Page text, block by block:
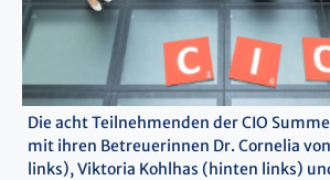
Die acht Teilnehmenden der CIO
mit ihren Betreuerinnen Dr. Cornelia
links), Viktoria Kohlhas (hinten links)